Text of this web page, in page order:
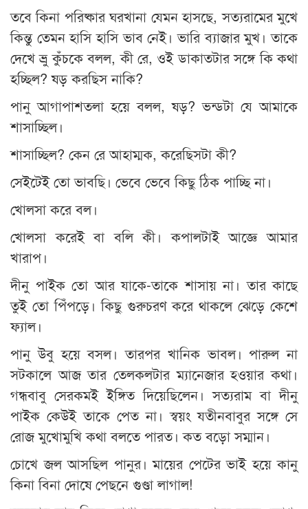
তবে কিনা পরিষ্কার ঘরখানা যেমন হাসছে, সত্যরামের মুখে
কিন্তু তেমন হাসি হাসি ভাব নেই। ভারি ব্যাজার মুখ। তাকে
দেখে ভ্রু কুঁচকে বলল, কী রে, ওই ডাকাতটার সঙ্গে কি কথা
হচ্ছিল? ষড় করছিস নাকি?
পানু আগাপাশতলা হয়ে বলল, ষড়? ভন্ডটা যে আমাকে
শাসাচ্ছিল।
শাসাচ্ছিল? কেন রে আহাম্মক, করেছিসটা কী?
সেইটেই তো ভাবছি। ভেবে ভেবে কিছু ঠিক পাচ্ছি না।
খোলসা করে বল।
খোলসা করেই বা বলি কী। কপালটাই আজ্ঞে আমার
খারাপ।
দীনু পাইক তো আর যাকে-তাকে শাসায় না। তার কাছে
তুই তো পিঁপড়ে। কিছু গুরুচরণ করে থাকলে ঝেড়ে কেশে
ফ্যাল।
পানু উবু হয়ে বসল। তারপর খানিক ভাবল। পারুল না
সটকালে আজ তার তেলকলটার ম্যানেজার হওয়ার কথা।
গন্ধবাবু সেরকমই ইঙ্গিত দিয়েছিলেন। সত্যরাম বা দীনু
পাইক কেউই তাকে পেত না। স্বয়ং যতীনবাবুর সঙ্গে সে
রোজ মুখোমুখি কথা বলতে পারত। কত বড়ো সম্মান।
চোখে জল আসছিল পানুর। মায়ের পেটের ভাই হয়ে কানু
কিনা বিনা দোষে পেছনে গুণ্ডা লাগাল!